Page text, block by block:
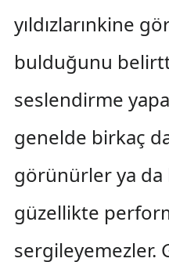
yıldızlarınkine
bulduğunu
seslendirme
genelde birkaç
görünürler ya da
güzellikte
sergileyemezler.